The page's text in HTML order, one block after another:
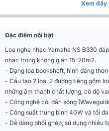
Tần số chéo
Tần số đáp tuyến
Trở kháng
Ứng dụng mở rộng
Xem đầy
Đặc điểm nổi bật
Loa nghe nhạc Yamaha NS B330
nhạc trong không gian 15-20m2.
- Dạng loa booksheft, hình dáng
- Cấu tạo 2 loa, 2 đường tiếng gồm
những âm thanh chất lượng, có độ
- Công nghệ còi dẫn sóng
- Công suất trung bình 40W và tối
- Dễ dàng phối ghép, sử dụng nhiều